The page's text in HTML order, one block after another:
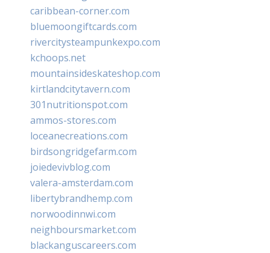
caribbean-corner.com
bluemoongiftcards.com
rivercitysteampunkexpo.com
kchoops.net
mountainsideskateshop.com
kirtlandcitytavern.com
301nutritionspot.com
ammos-stores.com
loceanecreations.com
birdsongridgefarm.com
joiedevivblog.com
valera-amsterdam.com
libertybrandhemp.com
norwoodinnwi.com
neighboursmarket.com
blackanguscareers.com